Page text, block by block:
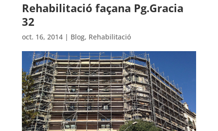
Rehabilitació façana Pg.Gracia
32
oct. 16, 2014| Blog, Rehabilitació